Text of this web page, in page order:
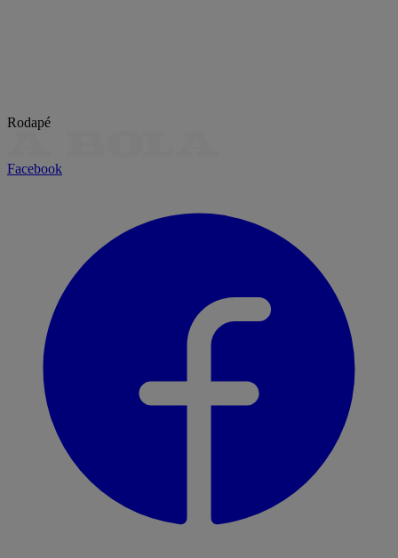
Rodapé
Facebook